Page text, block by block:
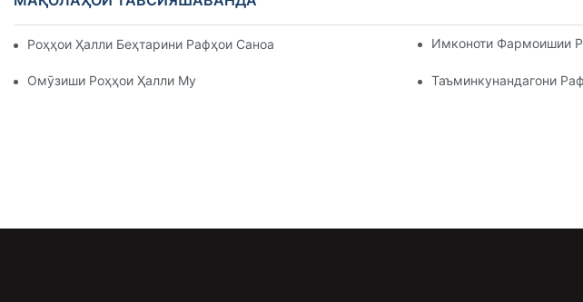
Роҳҳои Ҳалли Беҳтарини Рафҳои Саноатӣ Барои Идоракунии Самараноки Анбор
Имконоти Фармоишии
Омӯзиши Роҳҳои Ҳалли Муассири Рафҳои Нигоҳдорӣ Барои Ҳар Як СоҳаТаъминкунандагони